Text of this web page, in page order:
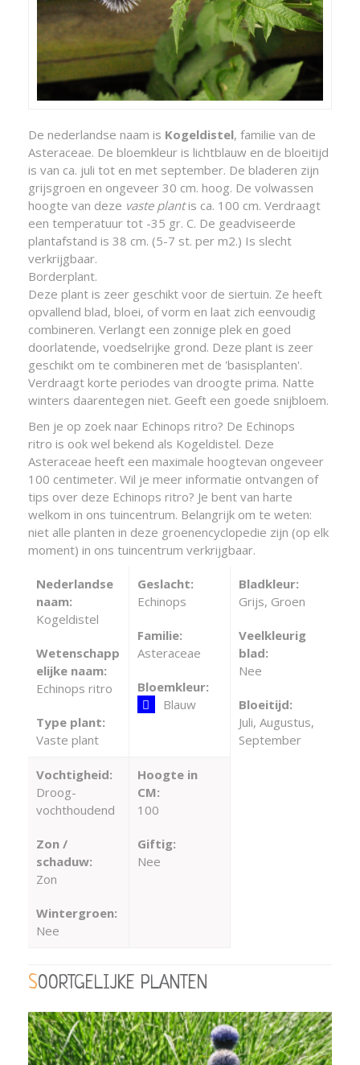
De nederlandse naam is Kogeldistel, familie van de
Asteraceae. De bloemkleur is lichtblauw en de bloeitijd
is van ca. juli tot en met september. De bladeren zijn
grijsgroen en ongeveer 30 cm. hoog. De volwassen
hoogte van deze vaste plantis ca. 100 cm. Verdraagt
een temperatuur tot -35 gr. C. De geadviseerde
plantafstand is 38 cm. (5-7 st. per m2.) Is slecht
verkrijgbaar.
Borderplant.
Deze plant is zeer geschikt voor de siertuin. Ze heeft
opvallend blad, bloei, of vorm en laat zich eenvoudig
combineren. Verlangt een zonnige plek en goed
doorlatende, voedselrijke grond. Deze plant is zeer
geschikt om te combineren met de 'basisplanten'.
Verdraagt korte periodes van droogte prima. Natte
winters daarentegen niet. Geeft een goede snijbloem.
Ben je op zoek naar Echinops ritro? De Echinops
ritro is ook wel bekend als Kogeldistel. Deze
Asteraceae heeft een maximale hoogtevan ongeveer
100 centimeter. Wil je meer informatie ontvangen of
tips over deze Echinops ritro? Je bent van harte
welkom in ons tuincentrum. Belangrijk om te weten:
niet alle planten in deze groenencyclopedie zijn (op elk
moment) in ons tuincentrum verkrijgbaar.
Nederlandse
naam:
Kogeldistel
Wetenschapp
elijke naam:
Echinops ritro
Type plant:
Vaste plant
Geslacht:
Echinops
Familie:
Asteraceae
Bloemkleur:
Blauw
Bladkleur:
Grijs, Groen
Veelkleurig
blad:
Nee
Bloeitijd:
Juli, Augustus,
September
Vochtigheid:
Droog-
vochthoudend
Zon /
schaduw:
Zon
Wintergroen:
Nee
Hoogte in
CM:
100
Giftig:
Nee
SOORTGELIJKE PLANTEN